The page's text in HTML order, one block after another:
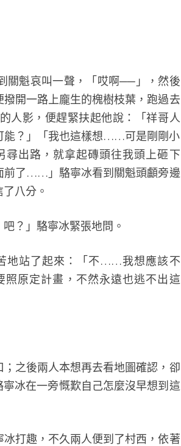
魁哀叫一聲，「哎啊──」，然後
開一路上龐生的槐樹枝葉，跑過去
人影，便趕緊扶起他說：「祥哥人
？」「我也這樣想……可是剛剛小
出路，就拿起磚頭往我頭上砸下
了……」駱寧冰看到關魁頭顱旁邊
八分。
」駱寧冰緊張地問。
站了起來：「不……我想應該不
原定計畫，不然永遠也逃不出這
之後兩人本想再去看地圖確認，卻
冰在一旁慨歎自己怎麼沒早想到這
打趣，不久兩人便到了村西，依著